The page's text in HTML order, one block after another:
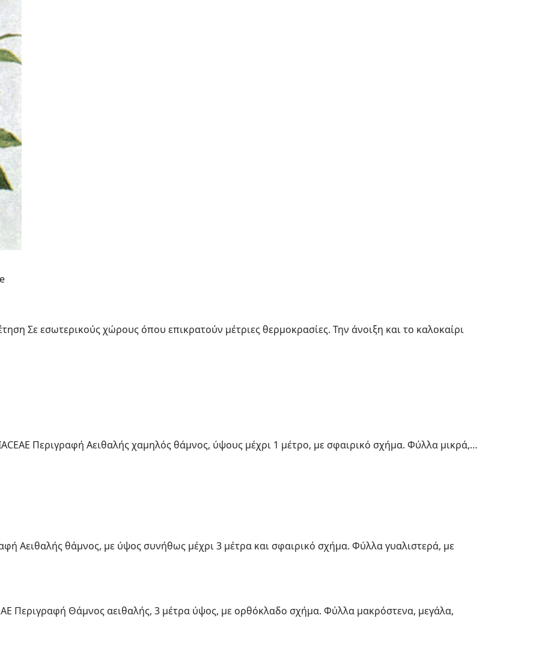
Σε εσωτερικούς χώρους όπου επικρατούν µέτριες θερµοκρασίες. Την άνοιξη και το καλοκαίρι
Περιγραφή Αειθαλής χαμηλός θάμνος, ύψους μέχρι 1 μέτρο, με σφαιρικό σχήμα. Φύλλα μικρά,…
Αειθαλής θάμνος, με ύψος συνήθως μέχρι 3 μέτρα και σφαιρικό σχήμα. Φύλλα γυαλιστερά, με
Περιγραφή Θάμνος αειθαλής, 3 μέτρα ύψος, με ορθόκλαδο σχήμα. Φύλλα μακρόστενα, μεγάλα,